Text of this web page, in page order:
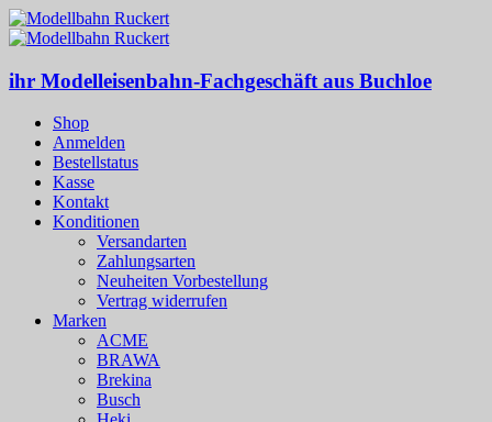
ihr Modelleisenbahn-Fachgeschäft aus Buchloe
Shop
Anmelden
Bestellstatus
Kasse
Kontakt
Konditionen
Versandarten
Zahlungsarten
Neuheiten Vorbestellung
Vertrag widerrufen
Marken
ACME
BRAWA
Brekina
Busch